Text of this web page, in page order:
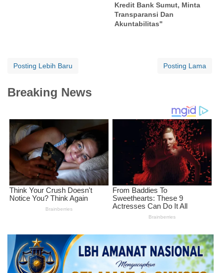
Kredit Bank Sumut, Minta
Transparansi Dan
Akuntabilitas"
Posting Lebih Baru Posting Lama
Breaking News